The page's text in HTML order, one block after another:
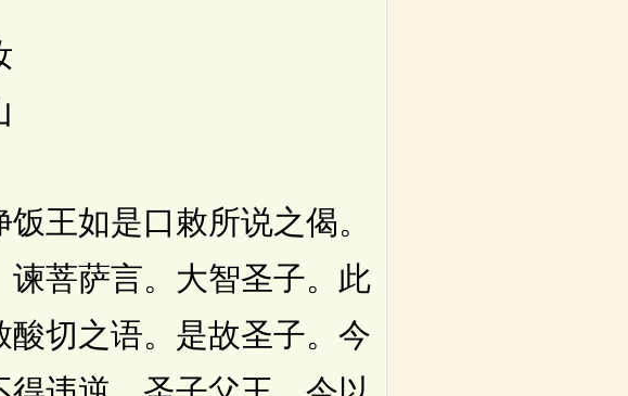
王如是口敕所说之偈。
菩萨言。大智圣子。此
切之语。是故圣子。今